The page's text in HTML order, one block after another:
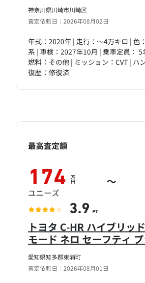
神奈川県川崎市川崎区
査定依頼日：2026年08月02日
年式：2020年 | 走行：～4万キロ | 色
系 | 車検：2027年10月 | 乗車定員： 5
燃料：その他 | ミッション：CVT | ハ
復歴：修復済
愛知県知多郡東浦町
査定依頼日：2026年08月01日
トヨタ C-HR ハイブリッ
モード ネロ セーフティ
最高査定額
174 万
円 ～
ユニーズ
3.9 PT